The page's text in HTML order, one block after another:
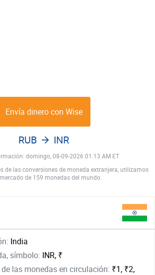
Envía dinero con Wise
domingo, 08-09-2026 01:13 AM ET
RUB INR
de las conversiones de moneda extranjera, utilizamos
de 159 monedas del mundo.
India
símbolo: INR, ₹
las monedas en circulación: ₹1, ₹2,